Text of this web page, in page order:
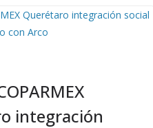
integración